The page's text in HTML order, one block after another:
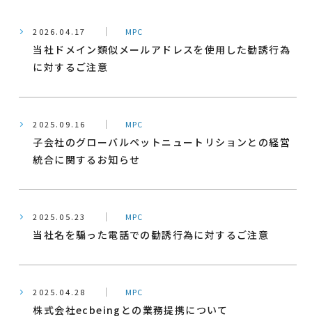
2026.04.17 MPC
当社ドメイン類似メールアドレスを使用した勧誘行為
に対するご注意
2025.09.16 MPC
子会社のグローバルペットニュートリションとの経営
統合に関するお知らせ
2025.05.23 MPC
当社名を騙った電話での勧誘行為に対するご注意
2025.04.28 MPC
株式会社ecbeingとの業務提携について